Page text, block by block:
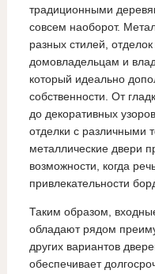
традиционными
совсем наоборот.
разных стилей,
домовладельцам и
который идеально
собственности. От
до декоративных
отделки с различными
металлические двери
возможности, когда
привлекательности
Таким образом,
обладают рядом
других вариантов
обеспечивает